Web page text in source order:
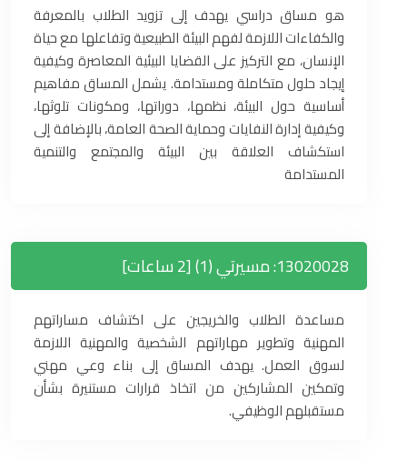
هو مساق دراسي يهدف إلى تزويد الطلاب بالمعرفة
والكفاءات اللازمة لفهم البيئة الطبيعية وتفاعلها مع حياة
الإنسان، مع التركيز على القضايا البيئية المعاصرة وكيفية
إيجاد حلول متكاملة ومستدامة. يشمل المساق مفاهيم
أساسية حول البيئة، نظمها، دوراتها، ومكونات تلوثها،
وكيفية إدارة النفايات وحماية الصحة العامة، بالإضافة إلى
استكشاف العلاقة بين البيئة والمجتمع والتنمية
المستدامة
13020028: مسيرتي (1) [2 ساعات]
مساعدة الطلاب والخريجين على اكتشاف مساراتهم
المهنية وتطوير مهاراتهم الشخصية والمهنية اللازمة
لسوق العمل. يهدف المساق إلى بناء وعي مهني
وتمكين المشاركين من اتخاذ قرارات مستنيرة بشأن
مستقبلهم الوظيفي.